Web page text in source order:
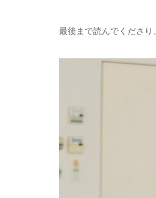
最後まで読んでくださり